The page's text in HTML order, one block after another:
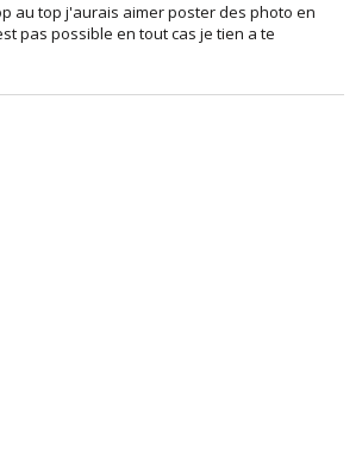
au top j'aurais aimer poster des photo en
pas possible en tout cas je tien a te